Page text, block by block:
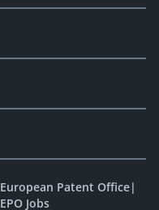
European Patent Office|
EPO Jobs